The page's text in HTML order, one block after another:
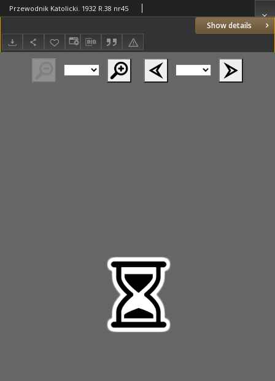
Show details
Przewodnik Katolicki. 1932 R.38 nr45